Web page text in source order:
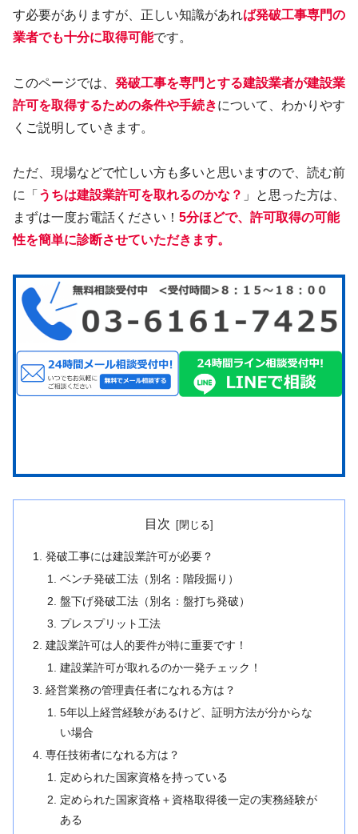
す必要がありますが、正しい知識があれば発破工事専門の
業者でも十分に取得可能です。
このページでは、 発破工事を専門とする建設業者が建設業
許可を取得するための条件や手続きについて、わかりやす
くご説明していきます。
ただ、現場などで忙しい方も多いと思いますので、読む前
に「 うちは建設業許可を取れるのかな？ 」と思った方は、
まずは一度お電話ください！ 5分ほどで、許可取得の可能
性を簡単に診断させていただきます。
目次
発破工事には建設業許可が必要？
ベンチ発破工法（別名：階段掘り）
盤下げ発破工法（別名：盤打ち発破）
プレスプリット工法
建設業許可は人的要件が特に重要です！
建設業許可が取れるのか一発チェック！
経営業務の管理責任者になれる方は？
5年以上経営経験があるけど、証明方法が分からな
い場合
専任技術者になれる方は？
定められた国家資格を持っている
定められた国家資格＋資格取得後一定の実務経験が
ある